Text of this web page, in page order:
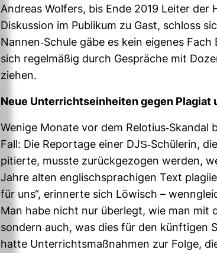
Andreas Wol­fers, bis Ende 2019 Leiter der
Dis­kus­sion im Publikum zu Gast, schloss
Nannen-​Schule gäbe es kein eigenes
sich regel­mäßig durch Gespräche mit
ziehen.
Neue Unter­richts­ein­heiten gegen Pla­giat
Wenige Monate vor dem Relo­tius-​Skandal
Fall: Die Repor­tage einer DJS-​Schü­lerin,
pi­tierte, musste zurück­ge­zogen werden,
Jahre alten eng­lisch­spra­chigen Text
für uns“, erin­nerte sich Löwisch –
Man habe nicht nur über­legt, wie man mit
son­dern auch, was dies für den künf­tigen
hatte Unter­richts­maß­nahmen zur Folge,